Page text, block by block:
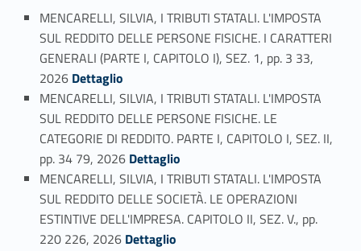
MENCARELLI, SILVIA, I TRIBUTI STATALI. L'IMPOSTA
SUL REDDITO DELLE PERSONE FISICHE. I CARATTERI
GENERALI (PARTE I, CAPITOLO I), SEZ. 1, pp. 3 33,
2026 Link identifier #identifier_person_169187-21
Dettaglio
MENCARELLI, SILVIA, I TRIBUTI STATALI. L'IMPOSTA
SUL REDDITO DELLE PERSONE FISICHE. LE
CATEGORIE DI REDDITO. PARTE I, CAPITOLO I, SEZ. II,
pp. 34 79, 2026 Link identifier #identifier_person_179494-22
Dettaglio
MENCARELLI, SILVIA, I TRIBUTI STATALI. L'IMPOSTA
SUL REDDITO DELLE SOCIETÀ. LE OPERAZIONI
ESTINTIVE DELL'IMPRESA. CAPITOLO II, SEZ. V., pp.
220 226, 2026 Link identifier #identifier_person_3175-23
Dettaglio